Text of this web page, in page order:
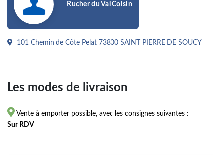
Rucher du Val Coisin
101 Chemin de Côte Pelat 73800 SAINT PIERRE DE SOUCY
Les modes de livraison
 Vente à emporter possible, avec les consignes suivantes :
Sur RDV